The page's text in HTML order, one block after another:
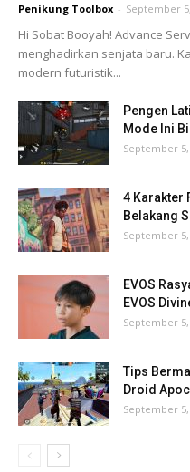
Penikung Toolbox - September
Hi Sobat Booyah! Advance
menghadirkan senjata baru.
modern futuristik...
Pengen
Mode Ini
September 5,
4 Karakter
Belakang
September 5,
EVOS
EVOS
September 5,
Tips
Droid
September 5,